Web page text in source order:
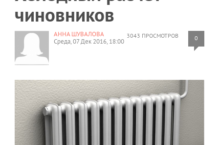
чиновников
3043 ПРОСМОТРОВ 0
АННА ШУВАЛОВА
Среда, 07 Дек 2016, 18:00